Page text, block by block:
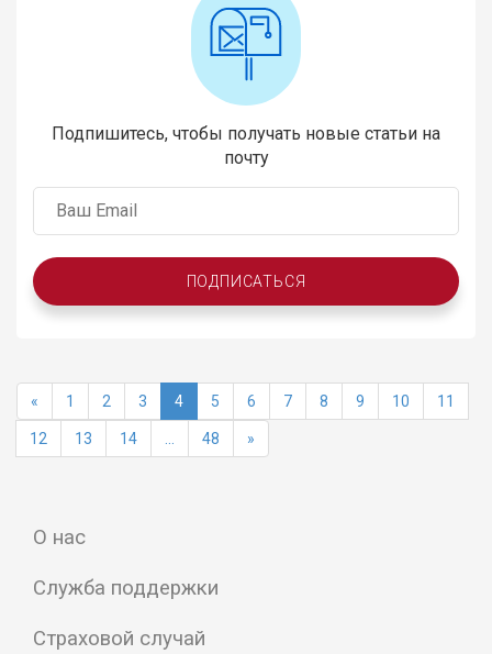
Подпишитесь, чтобы получать новые статьи на
почту
ПОДПИСАТЬСЯ
« 1 2 3 4 5 6 7 8 9 10 11
12 13 14 48 »
О нас
Служба поддержки
Страховой случай